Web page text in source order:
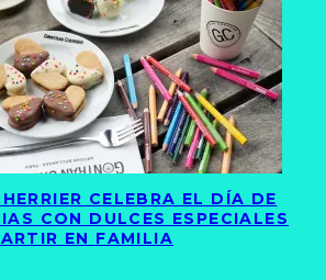
CELEBRA EL DÍA DE
CON DULCES ESPECIALES
EN FAMILIA